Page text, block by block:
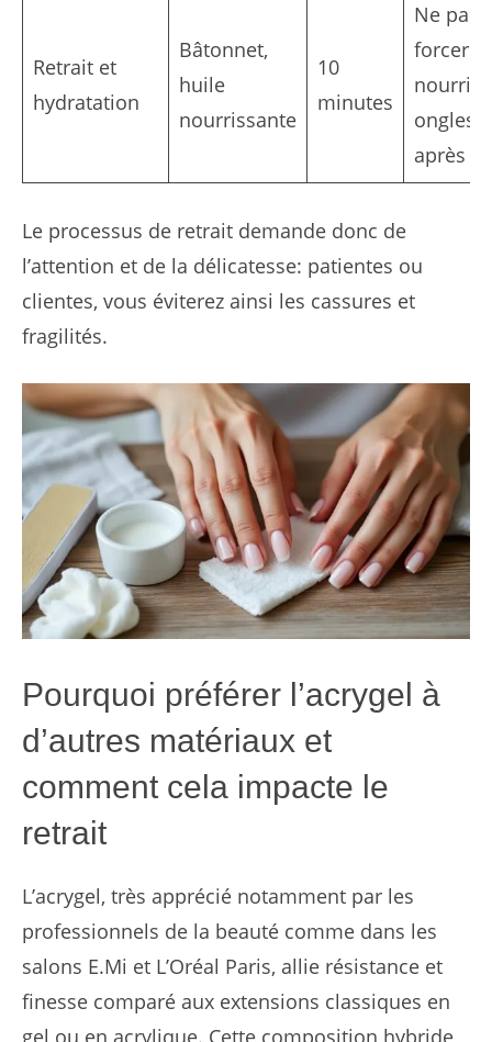
Retrait et
hydratation
Bâtonnet,
huile
nourrissante
10
minutes
Ne pas
forcer et
nourrir
ongles
après
Le processus de retrait demande donc de
l’attention et de la délicatesse: patientes ou
clientes, vous éviterez ainsi les cassures et
fragilités.
Pourquoi préférer l’acrygel à
d’autres matériaux et
comment cela impacte le
retrait
L’acrygel, très apprécié notamment par les
professionnels de la beauté comme dans les
salons E.Mi et L’Oréal Paris, allie résistance et
finesse comparé aux extensions classiques en